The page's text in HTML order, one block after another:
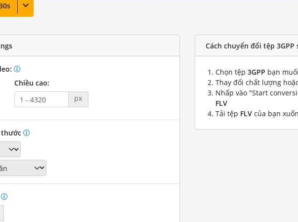
s
Chiều cao:
px
thước
Cách chuyển đổi tệp 3GPP
Chọn tệp 3GPP bạn
Thay đổi chất lượng
Nhấp vào "Start
FLV
Tải tệp FLV của bạn